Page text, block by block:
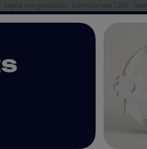
Cepsa reorganización Datos Europa CEFIC